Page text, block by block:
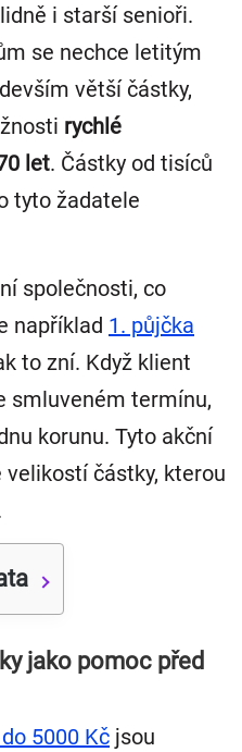
i starší senioři.
se nechce letitým
větší částky,
rychlé
let. Částky od tisíců
tyto žadatele
společnosti, co
například 1. půjčka
to zní. Když klient
smluveném termínu,
korunu. Tyto akční
částky, kterou
jako pomoc před
5000 Kč jsou